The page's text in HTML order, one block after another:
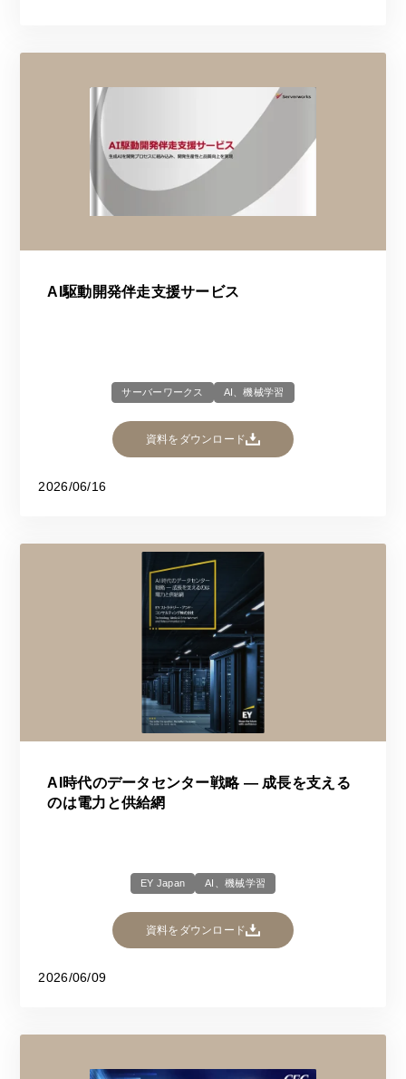
AI駆動開発伴走支援サービス
サーバーワークス AI、機械学習
資料をダウンロード
2026/06/16
AI時代のデータセンター戦略 ― 成長を支える
のは電力と供給網
EY Japan AI、機械学習
資料をダウンロード
2026/06/09